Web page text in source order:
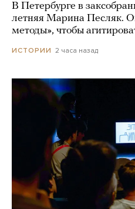
В Петербурге в
летняя Марина Песляк.
методы», чтобы
ИСТОРИИ 2 часа назад